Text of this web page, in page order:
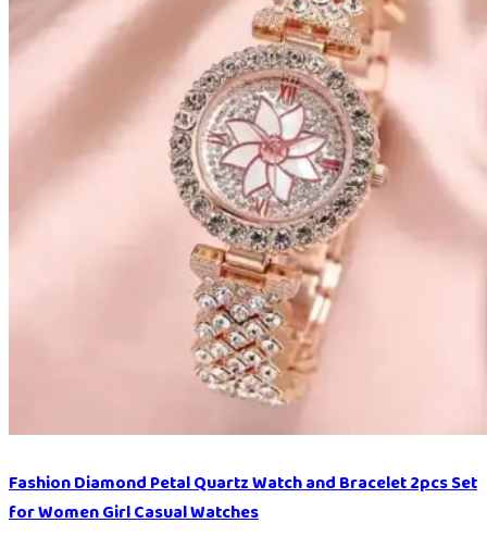
Fashion Diamond Petal Quartz Watch and Bracelet 2pcs Set
for Women Girl Casual Watches